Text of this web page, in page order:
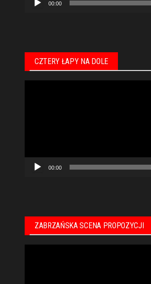
00:00
CZTERY ŁAPY NA DOLE
00:00
ZABRZAŃSKA SCENA PROPOZYCJI